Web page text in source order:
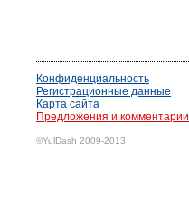
Конфиденциальность
Регистрационные данные
Карта сайта
Предложения и комментарии
©YulDash 2009-2013